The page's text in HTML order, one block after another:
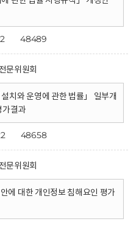
48489
문위원회
치와 운영에 관한 법률」 일부개
가결과
48658
문위원회
에 대한 개인정보 침해요인 평가